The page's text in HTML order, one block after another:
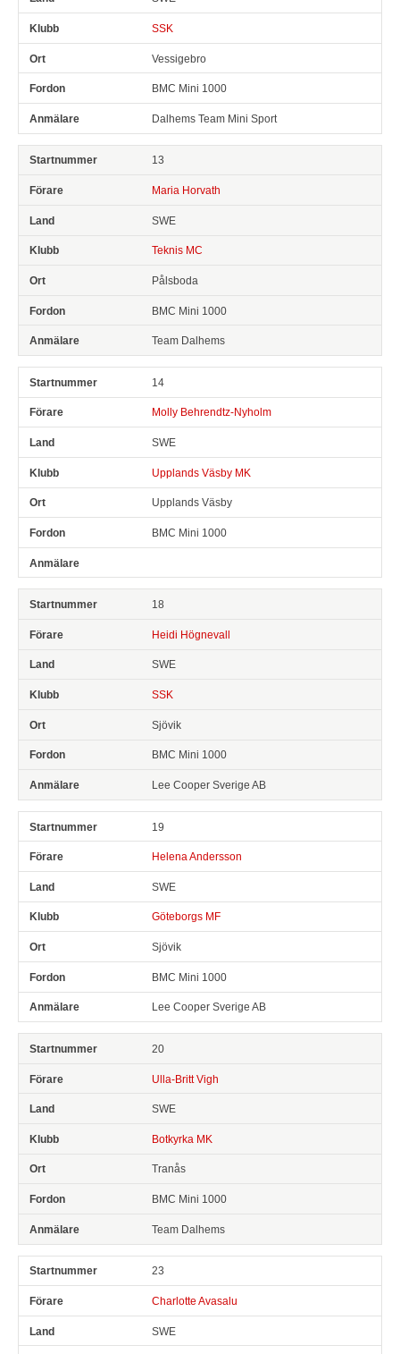
SSK
Vessigebro
BMC Mini 1000
Dalhems Team Mini Sport
13
Maria Horvath
SWE
Teknis MC
Pålsboda
BMC Mini 1000
Team Dalhems
14
Molly Behrendtz-Nyholm
SWE
Upplands Väsby MK
Upplands Väsby
BMC Mini 1000
18
Heidi Högnevall
SWE
SSK
Sjövik
BMC Mini 1000
Lee Cooper Sverige AB
19
Helena Andersson
SWE
Göteborgs MF
Sjövik
BMC Mini 1000
Lee Cooper Sverige AB
20
Ulla-Britt Vigh
SWE
Botkyrka MK
Tranås
BMC Mini 1000
Team Dalhems
23
Charlotte Avasalu
SWE